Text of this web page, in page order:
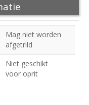
Mag niet worden
afgetrild
Niet geschikt
voor oprit